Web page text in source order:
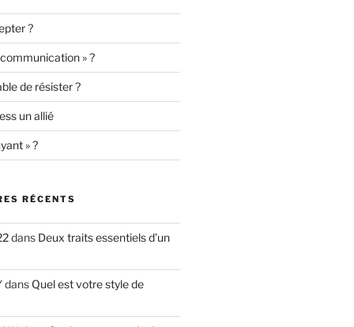
?
» ?
de résister ?
un allié
» ?
RÉCENTS
dans Deux traits essentiels d’un
dans Quel est votre style de